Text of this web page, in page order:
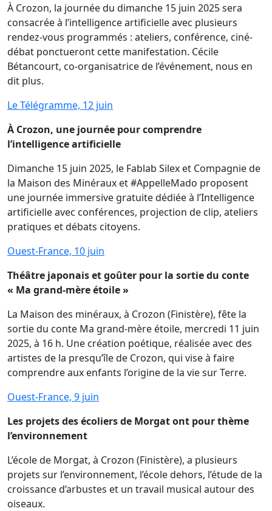
À Crozon, la journée du dimanche 15 juin 2025 sera
consacrée à l’intelligence artificielle avec plusieurs
rendez-vous programmés : ateliers, conférence, ciné-
débat ponctueront cette manifestation. Cécile
Bétancourt, co-organisatrice de l’événement, nous en
dit plus.
Le Télégramme, 12 juin
À Crozon, une journée pour comprendre
l’intelligence artificielle
Dimanche 15 juin 2025, le Fablab Silex et Compagnie de
la Maison des Minéraux et #AppelleMado proposent
une journée immersive gratuite dédiée à l’Intelligence
artificielle avec conférences, projection de clip, ateliers
pratiques et débats citoyens.
Ouest-France, 10 juin
Théâtre japonais et goûter pour la sortie du conte
« Ma grand-mère étoile »
La Maison des minéraux, à Crozon (Finistère), fête la
sortie du conte Ma grand-mère étoile, mercredi 11 juin
2025, à 16 h. Une création poétique, réalisée avec des
artistes de la presqu’île de Crozon, qui vise à faire
comprendre aux enfants l’origine de la vie sur Terre.
Ouest-France, 9 juin
Les projets des écoliers de Morgat ont pour thème
l’environnement
L’école de Morgat, à Crozon (Finistère), a plusieurs
projets sur l’environnement, l’école dehors, l’étude de la
croissance d’arbustes et un travail musical autour des
oiseaux.